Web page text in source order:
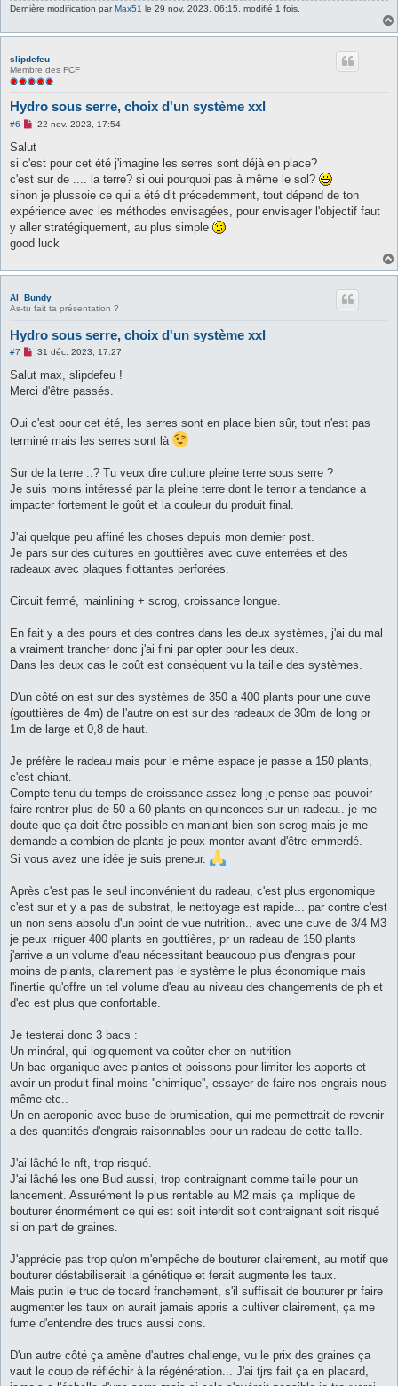
Dernière modification parMax51 le 29 nov. 2023, 06:15, modifié 1 fois.
slipdefeu
Membre des FCF
Hydro sous serre, choix d'un système xxl
#6
M
s
a
g
n
o
l
u
22 nov. 2023, 17:54
Salut
si c'est pour cet été j'imagine les serres sont déjà en place?
c'est sur de .... la terre? si oui pourquoi pas à même le sol?
sinon je plussoie ce qui a été dit précedemment, tout dépend de ton
expérience avec les méthodes envisagées, pour envisager l'objectif faut
y aller stratégiquement, au plus simple
good luck
Al_Bundy
As-tu fait ta présentation ?
Hydro sous serre, choix d'un système xxl
#7
M
s
a
n
o
n
u
31 déc. 2023, 17:27
Salut max, slipdefeu !
Merci d'être passés.
Oui c'est pour cet été, les serres sont en place bien sûr, tout n'est pas
terminé mais les serres sont là
Sur de la terre ..? Tu veux dire culture pleine terre sous serre ?
Je suis moins intéressé par la pleine terre dont le terroir a tendance a
impacter fortement le goût et la couleur du produit final.
J'ai quelque peu affiné les choses depuis mon dernier post.
Je pars sur des cultures en gouttières avec cuve enterrées et des
radeaux avec plaques flottantes perforées.
Circuit fermé, mainlining + scrog, croissance longue.
En fait y a des pours et des contres dans les deux systèmes, j'ai du mal
a vraiment trancher donc j'ai fini par opter pour les deux.
Dans les deux cas le coût est conséquent vu la taille des systèmes.
D'un côté on est sur des systèmes de 350 a 400 plants pour une cuve
(gouttières de 4m) de l'autre on est sur des radeaux de 30m de long pr
1m de large et 0,8 de haut.
Je préfère le radeau mais pour le même espace je passe a 150 plants,
c'est chiant.
Compte tenu du temps de croissance assez long je pense pas pouvoir
faire rentrer plus de 50 a 60 plants en quinconces sur un radeau.. je me
doute que ça doit être possible en maniant bien son scrog mais je me
demande a combien de plants je peux monter avant d'être emmerdé.
Si vous avez une idée je suis preneur.
Après c'est pas le seul inconvénient du radeau, c'est plus ergonomique
c'est sur et y a pas de substrat, le nettoyage est rapide... par contre c'est
un non sens absolu d'un point de vue nutrition.. avec une cuve de 3/4 M3
je peux irriguer 400 plants en gouttières, pr un radeau de 150 plants
j'arrive a un volume d'eau nécessitant beaucoup plus d'engrais pour
moins de plants, clairement pas le système le plus économique mais
l'inertie qu'offre un tel volume d'eau au niveau des changements de ph et
d'ec est plus que confortable.
Je testerai donc 3 bacs :
Un minéral, qui logiquement va coûter cher en nutrition
Un bac organique avec plantes et poissons pour limiter les apports et
avoir un produit final moins ''chimique'', essayer de faire nos engrais nous
même etc..
Un en aeroponie avec buse de brumisation, qui me permettrait de revenir
a des quantités d'engrais raisonnables pour un radeau de cette taille.
J'ai lâché le nft, trop risqué.
J'ai lâché les one Bud aussi, trop contraignant comme taille pour un
lancement. Assurément le plus rentable au M2 mais ça implique de
bouturer énormément ce qui est soit interdit soit contraignant soit risqué
si on part de graines.
J'apprécie pas trop qu'on m'empêche de bouturer clairement, au motif que
bouturer déstabiliserait la génétique et ferait augmente les taux.
Mais putin le truc de tocard franchement, s'il suffisait de bouturer pr faire
augmenter les taux on aurait jamais appris a cultiver clairement, ça me
fume d'entendre des trucs aussi cons.
D'un autre côté ça amène d'autres challenge, vu le prix des graines ça
vaut le coup de réfléchir à la régénération... J'ai tjrs fait ça en placard,